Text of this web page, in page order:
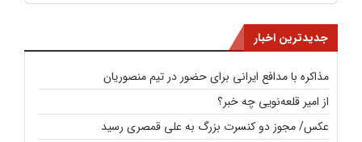
جدیدترین اخبار
مذاکره با مدافع ایرانی برای حضور در تیم منصوریان
از امیر قلعه‌نویی چه خبر؟
عکس/ مجوز دو کنسرت بزرگ به علی قمصری رسید